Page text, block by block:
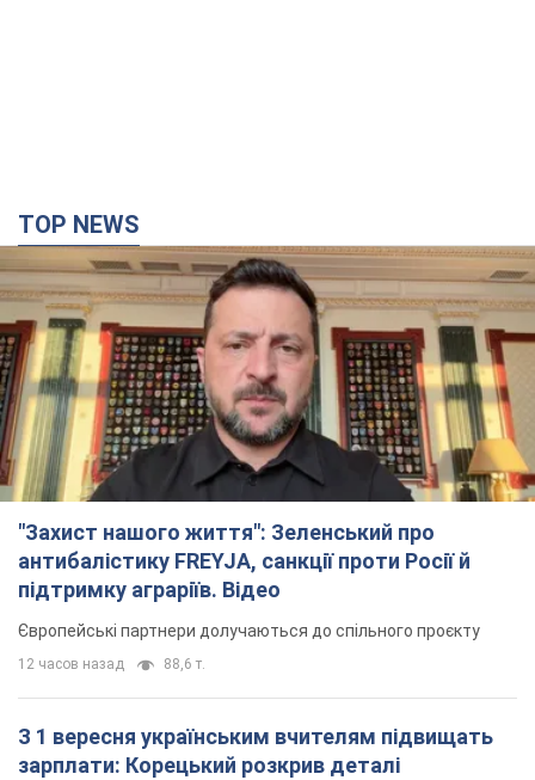
TOP NEWS
"Захист нашого життя": Зеленський про
антибалістику FREYJA, санкції проти Росії й
підтримку аграріїв. Відео
Європейські партнери долучаються до спільного проєкту
12 часов назад 88,6 т.
З 1 вересня українським вчителям підвищать
зарплати: Корецький розкрив деталі